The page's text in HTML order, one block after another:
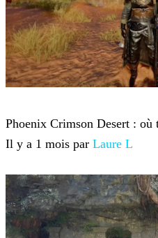
Phoenix Crimson Desert : où
Il y a 1 mois par Laure L